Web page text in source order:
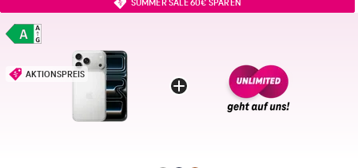
SUMMER SALE 60€ SPAREN
AKTIONSPREIS